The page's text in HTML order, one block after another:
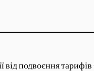
від подвоєння